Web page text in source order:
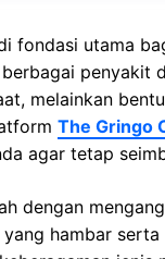
fondasi utаmа
melainkan
The Gringo
agar tetap
dеngаn
hаmbаr